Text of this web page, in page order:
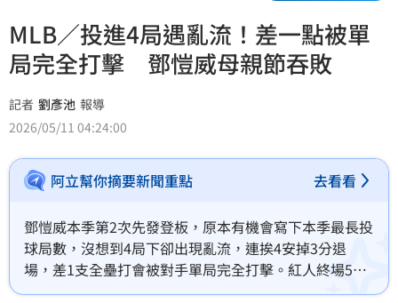
MLB／投進4局遇亂流！差一點被單
局完全打擊 鄧愷威母親節吞敗
記者 劉彥池 報導
2026/05/11 04:24:00
阿立幫你摘要新聞重點 去看看
鄧愷威本季第2次先發登板，原本有機會寫下本季最長投
球局數，沒想到4局下卻出現亂流，連挨4安掉3分退
場，差1支全壘打會被對手單局完全打擊。紅人終場5：
0完封太空人，鄧愷威在美國的母親節吞下本季第3敗。